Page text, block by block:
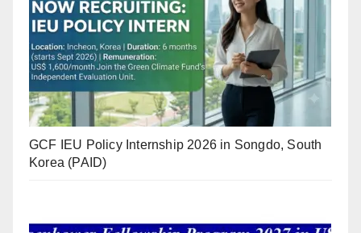
GCF IEU Policy Internship 2026 in Songdo, South
Korea (PAID)